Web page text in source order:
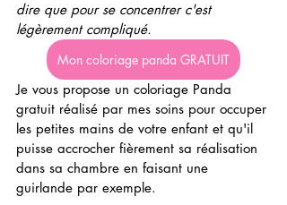
dire que pour se concentrer c'est
légèrement compliqué.
Mon coloriage panda GRATUIT
Je vous propose un coloriage Panda
gratuit réalisé par mes soins pour occuper
les petites mains de votre enfant et qu'il
puisse accrocher fièrement sa réalisation
dans sa chambre en faisant une
guirlande par exemple.